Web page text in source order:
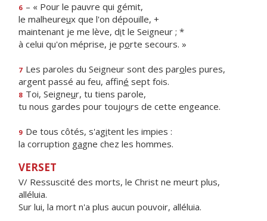
6 – « Pour le pauvre qui gémit,
le malheureux que l'on dépouille, +
maintenant je me lève, dit le Seigneur ; *
à celui qu'on méprise, je porte secours. »
7 Les paroles du Seigneur sont des paroles pures,
argent passé au feu, affiné sept fois.
8 Toi, Seigneur, tu tiens parole,
tu nous gardes pour toujours de cette engeance.
9 De tous côtés, s'agitent les impies :
la corruption gagne chez les hommes.
VERSET
V/ Ressuscité des morts, le Christ ne meurt plus,
alléluia.
Sur lui, la mort n'a plus aucun pouvoir, alléluia.